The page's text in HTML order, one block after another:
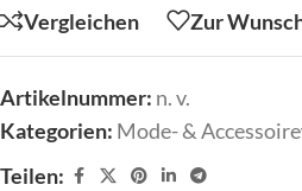
Vergleichen Zur
Artikelnummer: n. v.
Kategorien: Mode- &
Teilen: